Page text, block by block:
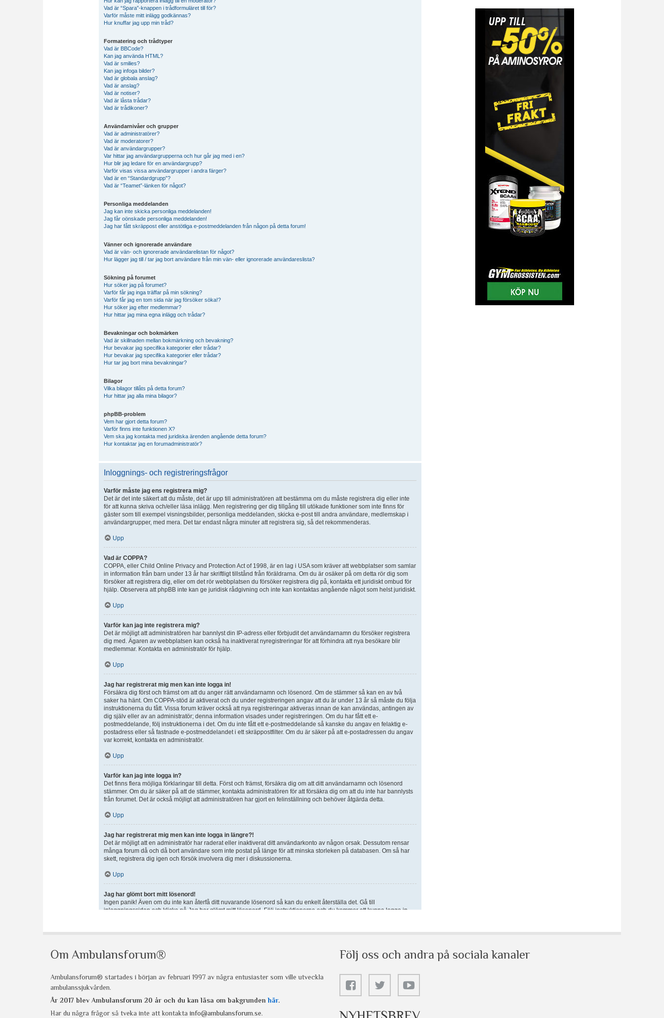
Om Ambulansforum®
Ambulansforum® startades i början av februari 1997 av några entusiaster som ville utveckla
ambulanssjukvården.
År 2017 blev Ambulansforum 20 år och du kan läsa om bakgrunden här.
Har du några frågor så tveka inte att kontakta info@ambulansforum.se.
Följ oss och andra på sociala kanaler